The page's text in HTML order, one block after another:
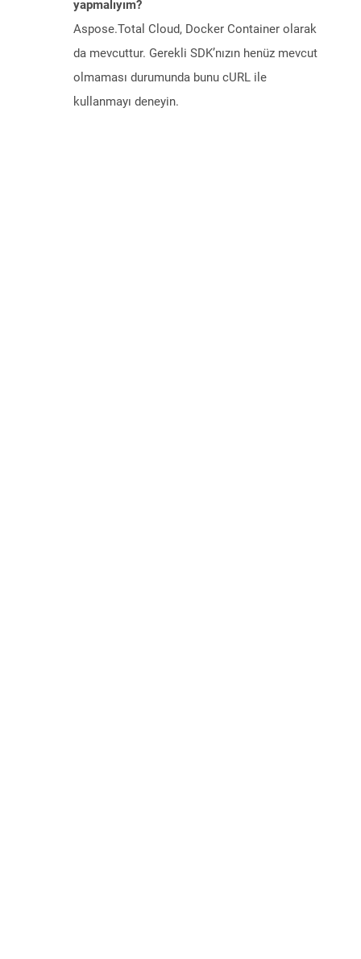
yapmalıyım?
Aspose.Total Cloud, Docker Container olarak
da mevcuttur. Gerekli SDK’nızın henüz mevcut
olmaması durumunda bunu cURL ile
kullanmayı deneyin.